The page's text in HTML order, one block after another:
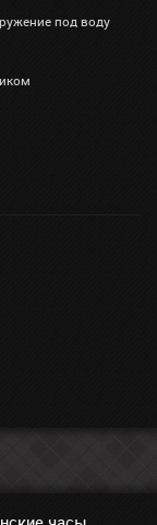
под воду